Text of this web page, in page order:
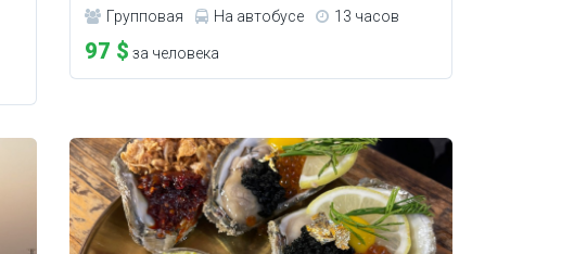
Групповая На автобусе 13 часов
97 $ за человека